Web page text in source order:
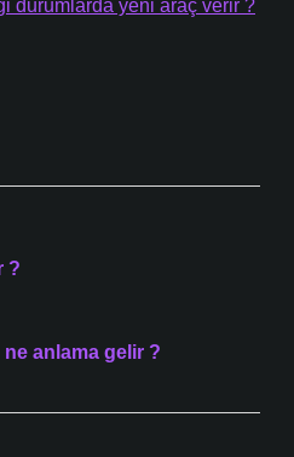
durumlarda yeni araç verir ?
?
ne anlama gelir ?